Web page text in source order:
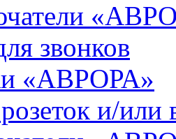
звонков
«АВРОРА»
и/